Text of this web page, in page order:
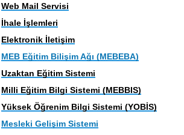
Web Mail Servisi
İhale İşlemleri
Elektronik İletişim
MEB Eğitim Bilişim Ağı (MEBEBA)
Uzaktan Eğitim Sistemi
Milli Eğitim Bilgi Sistemi (MEBBIS)
Yüksek Öğrenim Bilgi Sistemi (YOBİS)
Mesleki Gelişim Sistemi